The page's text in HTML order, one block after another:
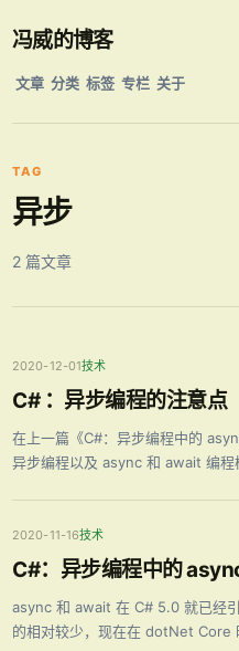
冯威的博客
文章 分类 标签 专栏 关于
TAG
异步
2 篇文章
2020-12-01技术
C# ：异步编程的注意点
在上一篇《C#：异步编程中的
异步编程以及 async 和 await 编程
2020-11-16技术
C#：异步编程中的
async 和 await 在 C# 5.0 就已经
的相对较少，现在在 dotNet Core